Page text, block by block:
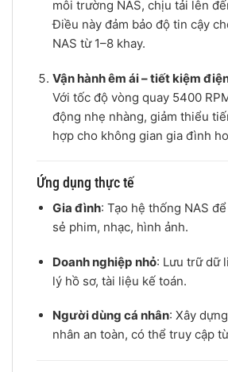
môi trường NAS, chịu tải lên
Điều này đảm bảo độ tin cậy
NAS từ 1–8 khay.
Vận hành êm ái – tiết kiệm
Với tốc độ vòng quay 5400
động nhẹ nhàng, giảm thiểu
hợp cho không gian gia đình
Ứng dụng thực tế
Gia đình: Tạo hệ thống NAS
sẻ phim, nhạc, hình ảnh.
Doanh nghiệp nhỏ: Lưu trữ dữ
lý hồ sơ, tài liệu kế toán.
Người dùng cá nhân: Xây
nhân an toàn, có thể truy cập